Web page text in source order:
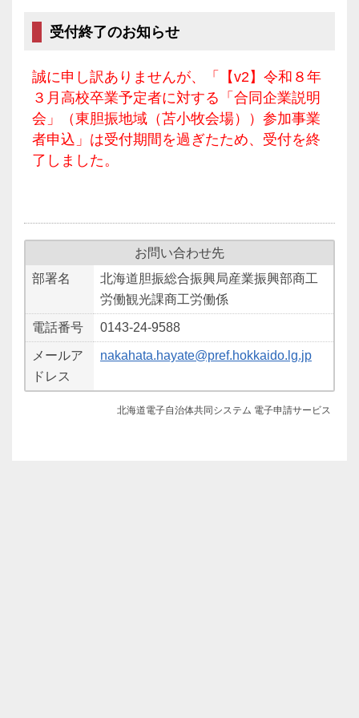
受付終了のお知らせ
誠に申し訳ありませんが、「【v2】令和８年
３月高校卒業予定者に対する「合同企業説明
会」（東胆振地域（苫小牧会場））参加事業
者申込」は受付期間を過ぎたため、受付を終
了しました。
お問い合わせ先
部署名
北海道胆振総合振興局産業振興部商工
労働観光課商工労働係
電話番号 0143-24-9588
メールア
ドレス
nakahata.hayate@pref.hokkaido.lg.jp
北海道電子自治体共同システム 電子申請サービス